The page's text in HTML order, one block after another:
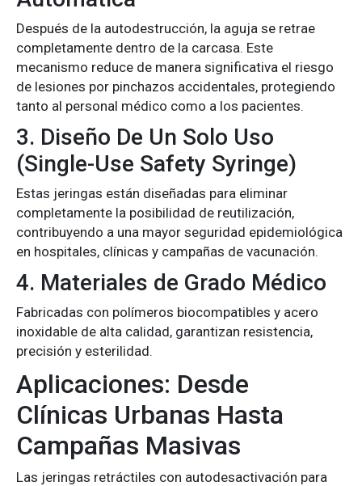
Después de la autodestrucción, la aguja se retrae
completamente dentro de la carcasa. Este
mecanismo reduce de manera significativa el riesgo
de lesiones por pinchazos accidentales, protegiendo
tanto al personal médico como a los pacientes.
3. Diseño De Un Solo Uso
(Single-Use Safety Syringe)
Estas jeringas están diseñadas para eliminar
completamente la posibilidad de reutilización,
contribuyendo a una mayor seguridad epidemiológica
en hospitales, clínicas y campañas de vacunación.
4. Materiales de Grado Médico
Fabricadas con polímeros biocompatibles y acero
inoxidable de alta calidad, garantizan resistencia,
precisión y esterilidad.
Aplicaciones: Desde
Clínicas Urbanas Hasta
Campañas Masivas
Las jeringas retráctiles con autodesactivación para